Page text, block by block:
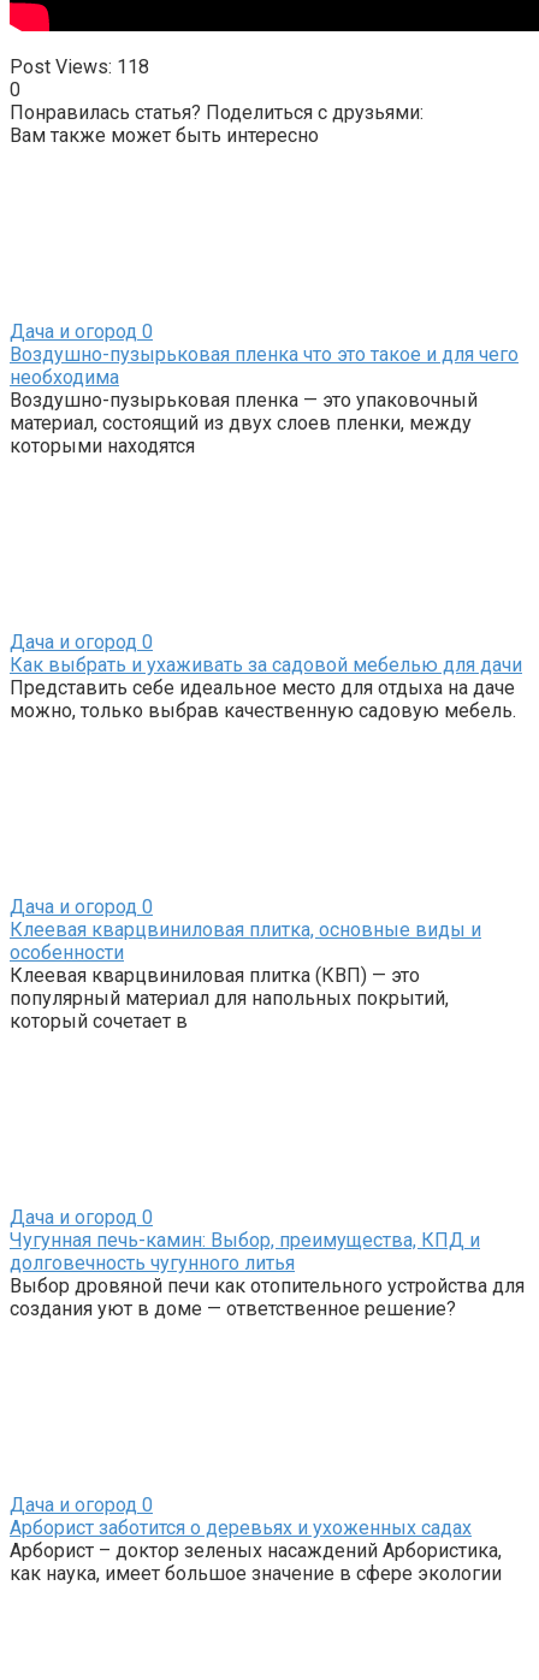
Post Views: 118
0
Понравилась статья? Поделиться с друзьями:
Вам также может быть интересно
Дача и огород 0
Воздушно-пузырьковая пленка что это такое и для чего
необходима
Воздушно-пузырьковая пленка — это упаковочный
материал, состоящий из двух слоев пленки, между
которыми находятся
Дача и огород 0
Как выбрать и ухаживать за садовой мебелью для дачи
Представить себе идеальное место для отдыха на даче
можно, только выбрав качественную садовую мебель.
Дача и огород 0
Клеевая кварцвиниловая плитка, основные виды и
особенности
Клеевая кварцвиниловая плитка (КВП) — это
популярный материал для напольных покрытий,
который сочетает в
Дача и огород 0
Чугунная печь-камин: Выбор, преимущества, КПД и
долговечность чугунного литья
Выбор дровяной печи как отопительного устройства для
создания уют в доме — ответственное решение?
Дача и огород 0
Арборист заботится о деревьях и ухоженных садах
Арборист – доктор зеленых насаждений Арбористика,
как наука, имеет большое значение в сфере экологии